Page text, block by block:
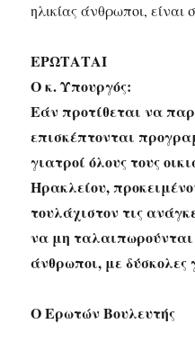
ηλικίας άνθρωποι, είναι
ΕΡΩΤΑΤΑΙ
Ο κ. Υπουργός:
Εάν προτίθεται να
επισκέπτονται
γιατροί όλους τους
Ηρακλείου,
τουλάχιστον τις
να μη ταλαιπωρούνται
άνθρωποι, με δύσκολες
Ο Ερωτών Βουλευτής